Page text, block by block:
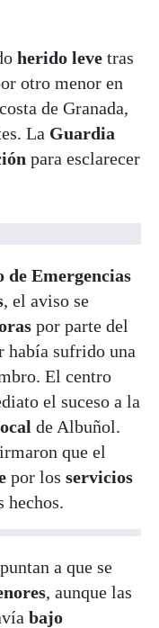
herido leve tras
otro menor en
de Granada,
La Guardia
para esclarecer
de Emergencias
, el aviso se
por parte del
había sufrido una
El centro
el suceso a la
de Albuñol.
que el
por los servicios
hechos.
a que se
, aunque las
bajo